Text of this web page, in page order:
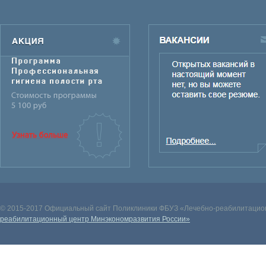
© 2015-2017 Официальный сайт Поликлиники ФБУЗ «Лечебно-
реабилитационный центр Минэкономразвития России»